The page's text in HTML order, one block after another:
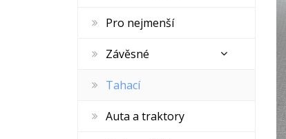
Pro nejmenší
Závěsné
Tahací
Auta a traktory